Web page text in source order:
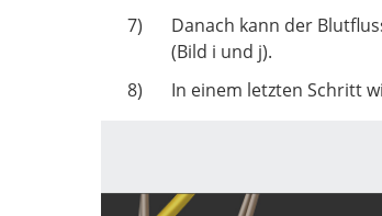
Danach kann der
(Bild i und j).
In einem letzten Schritt